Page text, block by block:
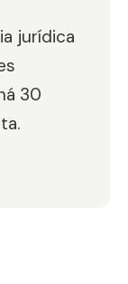
jurídica
30